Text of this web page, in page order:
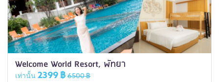
Welcome World Resort, พัทยา
เท่านั้น 2399 ฿ 6500 ฿